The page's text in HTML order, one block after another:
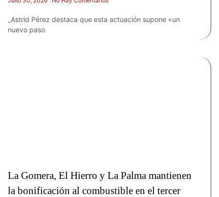
_Astrid Pérez destaca que esta actuación supone «un
nuevo paso
La Gomera, El Hierro y La Palma mantienen
la bonificación al combustible en el tercer